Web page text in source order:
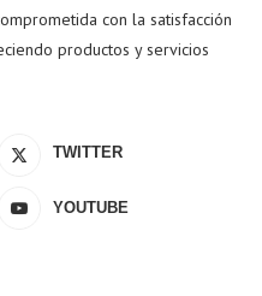
con la satisfacción
productos y servicios
TWITTER
YOUTUBE